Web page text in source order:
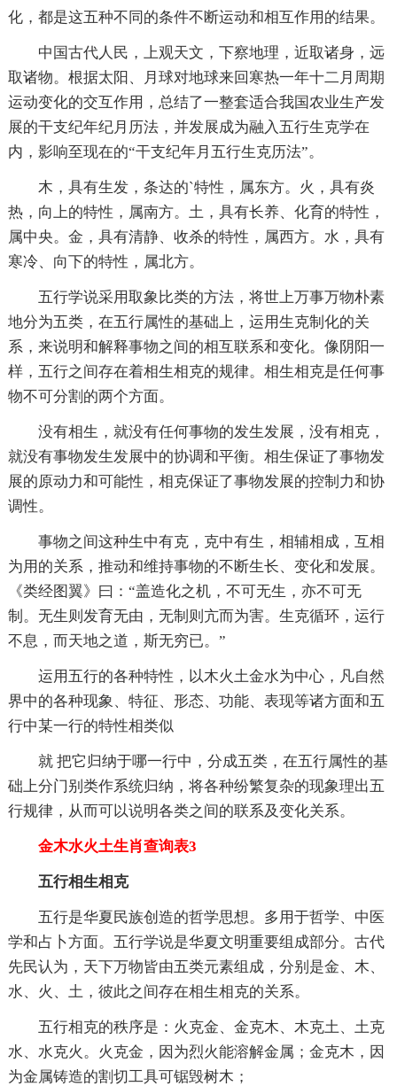
化，都是这五种不同的条件不断运动和相互作用的结果。
中国古代人民，上观天文，下察地理，近取诸身，远
取诸物。根据太阳、月球对地球来回寒热一年十二月周期
运动变化的交互作用，总结了一整套适合我国农业生产发
展的干支纪年纪月历法，并发展成为融入五行生克学在
内，影响至现在的“干支纪年月五行生克历法”。
木，具有生发，条达的`特性，属东方。火，具有炎
热，向上的特性，属南方。土，具有长养、化育的特性，
属中央。金，具有清静、收杀的特性，属西方。水，具有
寒冷、向下的特性，属北方。
五行学说采用取象比类的方法，将世上万事万物朴素
地分为五类，在五行属性的基础上，运用生克制化的关
系，来说明和解释事物之间的相互联系和变化。像阴阳一
样，五行之间存在着相生相克的规律。相生相克是任何事
物不可分割的两个方面。
没有相生，就没有任何事物的发生发展，没有相克，
就没有事物发生发展中的协调和平衡。相生保证了事物发
展的原动力和可能性，相克保证了事物发展的控制力和协
调性。
事物之间这种生中有克，克中有生，相辅相成，互相
为用的关系，推动和维持事物的不断生长、变化和发展。
《类经图翼》曰：“盖造化之机，不可无生，亦不可无
制。无生则发育无由，无制则亢而为害。生克循环，运行
不息，而天地之道，斯无穷已。”
运用五行的各种特性，以木火土金水为中心，凡自然
界中的各种现象、特征、形态、功能、表现等诸方面和五
行中某一行的特性相类似
就 把它归纳于哪一行中，分成五类，在五行属性的基
础上分门别类作系统归纳，将各种纷繁复杂的现象理出五
行规律，从而可以说明各类之间的联系及变化关系。
金木水火土生肖查询表3
五行相生相克
五行是华夏民族创造的哲学思想。多用于哲学、中医
学和占卜方面。五行学说是华夏文明重要组成部分。古代
先民认为，天下万物皆由五类元素组成，分别是金、木、
水、火、土，彼此之间存在相生相克的关系。
五行相克的秩序是：火克金、金克木、木克土、土克
水、水克火。火克金，因为烈火能溶解金属；金克木，因
为金属铸造的割切工具可锯毁树木；